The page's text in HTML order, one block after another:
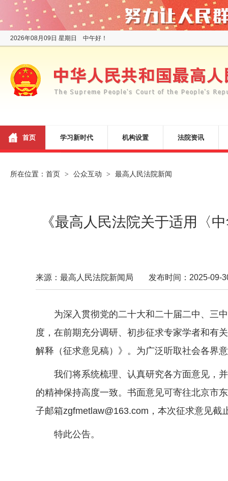
2026年08月09日 星期日 中午好！
首页 学习新时代 机构设置 法院资讯
所在位置： 首页 > 公众互动 > 最高人民法院新闻
《最高人民法院关于适用〈
来源：最高人民法院新闻局 发布时间：2025-09-
为深入贯彻党的二十大和二十届二中、三
度，在前期充分调研、初步征求专家学者和有
解释（征求意见稿）》。为广泛听取社会各界
我们将系统梳理、认真研究各方面意见，并
的精神保持高度一致。书面意见可寄往北京市
子邮箱zgfmetlaw@163.com，本次征求意见截
特此公告。